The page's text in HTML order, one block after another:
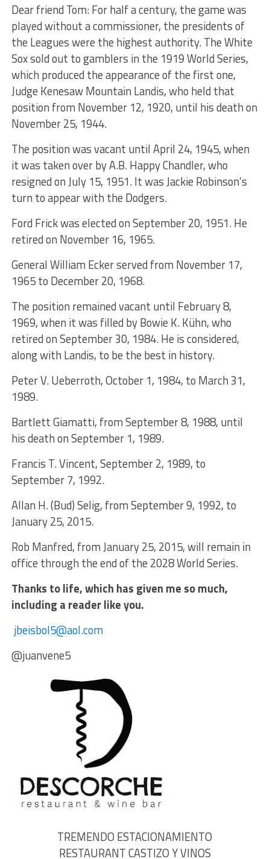
Dear friend Tom: For half a century, the game was
played without a commissioner, the presidents of
the Leagues were the highest authority. The White
Sox sold out to gamblers in the 1919 World Series,
which produced the appearance of the first one,
Judge Kenesaw Mountain Landis, who held that
position from November 12, 1920, until his death on
November 25, 1944.
The position was vacant until April 24, 1945, when
it was taken over by A.B. Happy Chandler, who
resigned on July 15, 1951. It was Jackie Robinson’s
turn to appear with the Dodgers.
Ford Frick was elected on September 20, 1951. He
retired on November 16, 1965.
General William Ecker served from November 17,
1965 to December 20, 1968.
The position remained vacant until February 8,
1969, when it was filled by Bowie K. Kühn, who
retired on September 30, 1984. He is considered,
along with Landis, to be the best in history.
Peter V. Ueberroth, October 1, 1984, to March 31,
1989.
Bartlett Giamatti, from September 8, 1988, until
his death on September 1, 1989.
Francis T. Vincent, September 2, 1989, to
September 7, 1992.
Allan H. (Bud) Selig, from September 9, 1992, to
January 25, 2015.
Rob Manfred, from January 25, 2015, will remain in
office through the end of the 2028 World Series.
Thanks to life, which has given me so much,
including a reader like you.
jbeisbol5@aol.com
@juanvene5
TREMENDO ESTACIONAMIENTO
RESTAURANT CASTIZO Y VINOS